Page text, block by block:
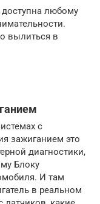
доступна любому
вылиться в
с
зажиганием это
диагностики,
Блоку
И там
в реальном